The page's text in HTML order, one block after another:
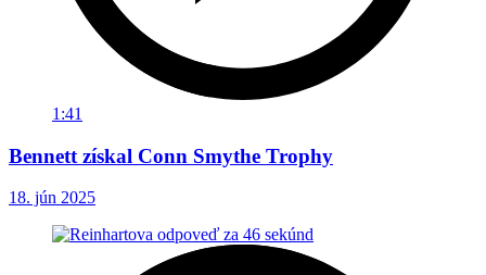
1:41
Bennett získal Conn Smythe Trophy
18. jún 2025